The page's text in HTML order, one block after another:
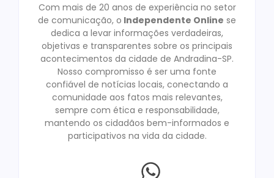
Com mais de 20 anos de experiência no setor
de comunicação, o Independente Online se
dedica a levar informações verdadeiras,
objetivas e transparentes sobre os principais
acontecimentos da cidade de Andradina-SP.
Nosso compromisso é ser uma fonte
confiável de notícias locais, conectando a
comunidade aos fatos mais relevantes,
sempre com ética e responsabilidade,
mantendo os cidadãos bem-informados e
participativos na vida da cidade.